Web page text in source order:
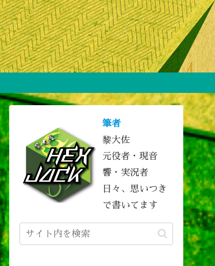
筆者
黎大佐
元役者・現音
響・実況者
日々、思いつき
で書いてます